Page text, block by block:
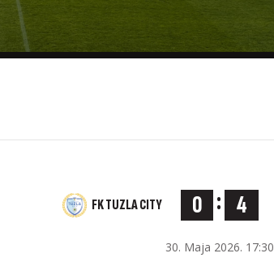
FK TUZLA CITY 0 : 4
30. Maja 2026. 17:30